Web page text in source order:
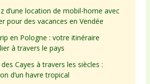
d’une location de mobil-home avec
pour des vacances en Vendée
en Pologne : votre itinéraire
à travers le pays
des Cayes à travers les siècles :
d’un havre tropical